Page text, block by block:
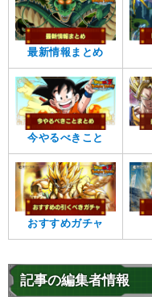
最新情報まとめ
今やるべきこと
おすすめガチャ
記事の編集者情報